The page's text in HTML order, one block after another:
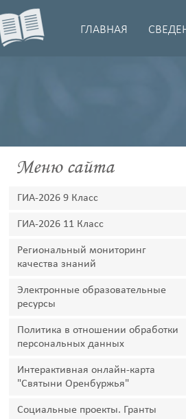
ГЛАВНАЯ
Меню сайта
ГИА-2026 9 Класс
ГИА-2026 11 Класс
Региональный мониторинг
качества знаний
Электронные образовательные
ресурсы
Политика в отношении обработки
персональных данных
Интерактивная онлайн-карта
"Святыни Оренбуржья"
Социальные проекты. Гранты